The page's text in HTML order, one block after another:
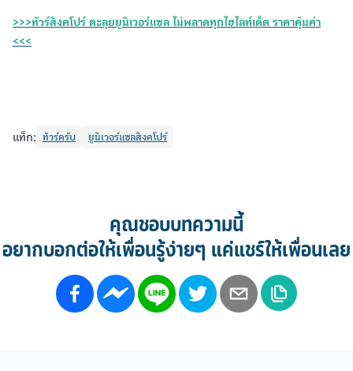
>>>ทัวร์สิงคโปร์ ตะลุยยูนิเวอร์แซล ไม่พลาดทุกไฮไลท์เด็ด ราคาคุ้มค่า
<<<
แท็ก: ทัวร์ครับ ยูนิเวอร์แซลสิงคโปร์
คุณชอบบทความนี้
อยากบอกต่อให้เพื่อนรู้ง่ายๆ แค่แชร์ให้เพื่อนเลย